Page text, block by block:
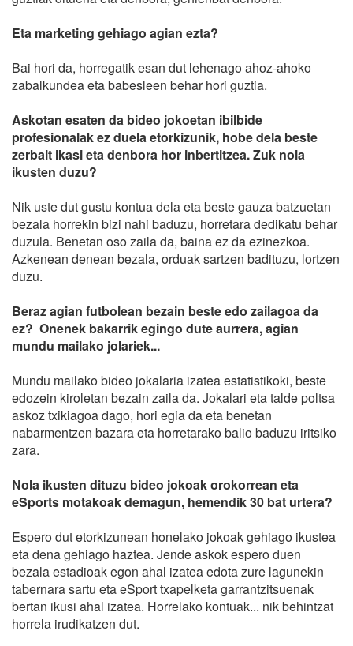
Eta marketing gehiago agian ezta?
Bai hori da, horregatik esan dut lehenago ahoz-ahoko
zabalkundea eta babesleen behar hori guztia.
Askotan esaten da bideo jokoetan ibilbide
profesionalak ez duela etorkizunik, hobe dela beste
zerbait ikasi eta denbora hor inbertitzea. Zuk nola
ikusten duzu?
Nik uste dut gustu kontua dela eta beste gauza batzuetan
bezala horrekin bizi nahi baduzu, horretara dedikatu behar
duzula. Benetan oso zaila da, baina ez da ezinezkoa.
Azkenean denean bezala, orduak sartzen badituzu, lortzen
duzu.
Beraz agian futbolean bezain beste edo zailagoa da
ez? Onenek bakarrik egingo dute aurrera, agian
mundu mailako jolariek...
Mundu mailako bideo jokalaria izatea estatistikoki, beste
edozein kiroletan bezain zaila da. Jokalari eta talde poltsa
askoz txikiagoa dago, hori egia da eta benetan
nabarmentzen bazara eta horretarako balio baduzu iritsiko
zara.
Nola ikusten dituzu bideo jokoak orokorrean eta
eSports motakoak demagun, hemendik 30 bat urtera?
Espero dut etorkizunean honelako jokoak gehiago ikustea
eta dena gehiago haztea. Jende askok espero duen
bezala estadioak egon ahal izatea edota zure lagunekin
tabernara sartu eta eSport txapelketa garrantzitsuenak
bertan ikusi ahal izatea. Horrelako kontuak... nik behintzat
horrela irudikatzen dut.